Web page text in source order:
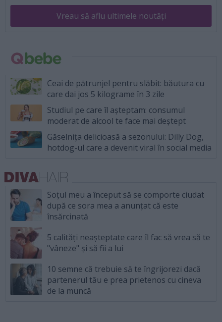
Vreau să aflu ultimele noutăți
Ceai de pătrunjel pentru slăbit: băutura cu
care dai jos 5 kilograme în 3 zile
Studiul pe care îl așteptam: consumul
moderat de alcool te face mai deștept
Găselnița delicioasă a sezonului: Dilly Dog,
hotdog-ul care a devenit viral în social media
Soțul meu a început să se comporte ciudat
după ce sora mea a anunțat că este
însărcinată
5 calități neașteptate care îl fac să vrea să te
"vâneze" și să fii a lui
10 semne că trebuie să te îngrijorezi dacă
partenerul tău e prea prietenos cu cineva
de la muncă